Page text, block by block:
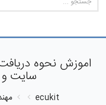
اموزش نحوه
سایت و
ecukit